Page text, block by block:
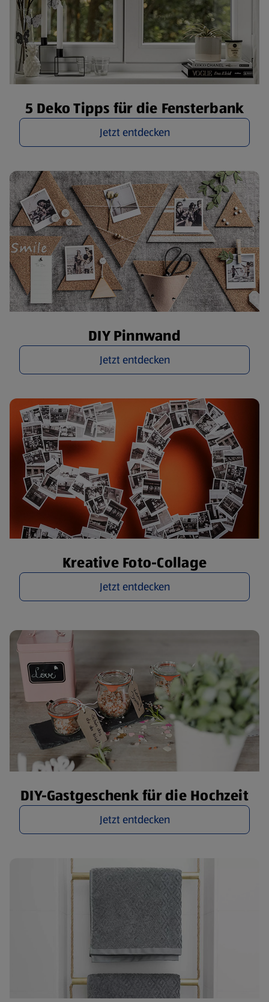
5 Deko Tipps für die Fensterbank
Jetzt entdecken
DIY Pinnwand
Jetzt entdecken
Kreative Foto-Collage
Jetzt entdecken
DIY-Gastgeschenk für die Hochzeit
Jetzt entdecken